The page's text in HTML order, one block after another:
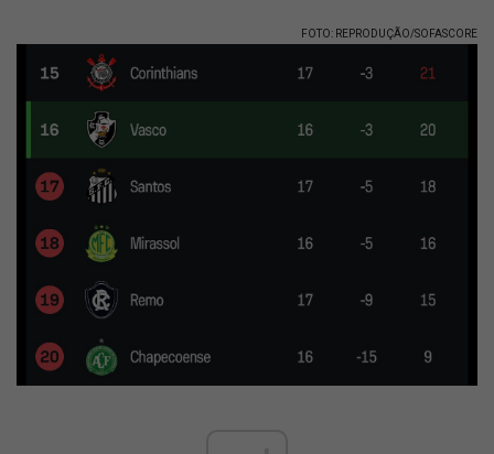
FOTO: REPRODUÇÃO/SOFASCORE